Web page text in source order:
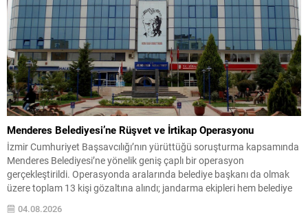
Menderes Belediyesi’ne Rüşvet ve İrtikap Operasyonu
İzmir Cumhuriyet Başsavcılığı’nın yürüttüğü soruşturma kapsamında
Menderes Belediyesi’ne yönelik geniş çaplı bir operasyon
gerçekleştirildi. Operasyonda aralarında belediye başkanı da olmak
üzere toplam 13 kişi gözaltına alındı; jandarma ekipleri hem belediye
binasında hem de başkanın evinde arama yaptı. Savcılığın iddiaları
rüşvet ve irtikap suçlarına ilişkin olup, soruşturma sürüyor.
04.08.2026